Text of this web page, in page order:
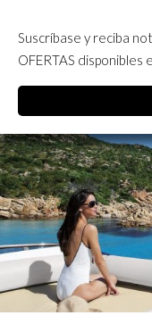
content
Suscríbase y reciba
OFERTAS